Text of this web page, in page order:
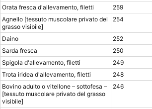
Orata fresca d'allevamento, filetti
259
Agnello [tessuto muscolare privato del
grasso visibile]
254
Daino
252
Sarda fresca
250
Spigola d'allevamento, filetti
249
Trota iridea d'allevamento, filetti
248
Bovino adulto o vitellone – sottofesa –
[tessuto muscolare privato del grasso
visibile]
246